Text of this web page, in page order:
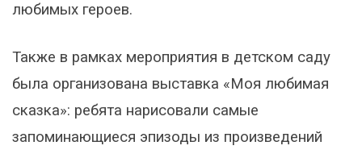
любимых героев.
Также в рамках мероприятия в детском саду
была организована выставка «Моя любимая
сказка»: ребята нарисовали самые
запоминающиеся эпизоды из произведений